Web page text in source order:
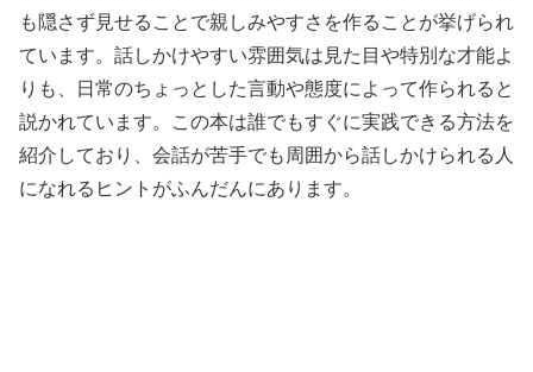
も隠さず見せることで親しみやすさを作ることが挙げられ
ています。話しかけやすい雰囲気は見た目や特別な才能よ
りも、日常のちょっとした言動や態度によって作られると
説かれています。この本は誰でもすぐに実践できる方法を
紹介しており、会話が苦手でも周囲から話しかけられる人
になれるヒントがふんだんにあります。